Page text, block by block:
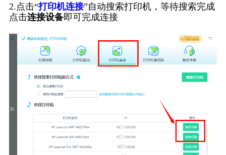
2.点击“打印机连接”自动搜索打印机，等待搜索完成
点击连接设备即可完成连接